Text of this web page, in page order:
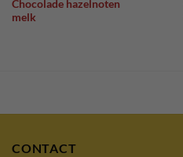
Chocolade hazelnoten
melk
CONTACT